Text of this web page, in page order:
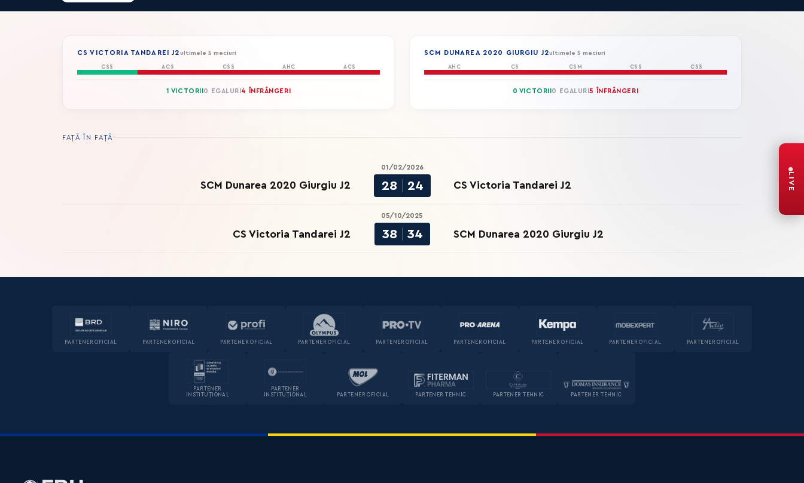
CS VICTORIA TANDAREI J2 ultimele 5 meciuri
CSS ACS CSS AHC ACS
1 VICTORII 0 EGALURI 4 ÎNFRÂNGERI
SCM DUNAREA 2020 GIURGIU J2ultimele 5 meciuri
AHC CS CSM CSS CSS
0 VICTORII 0 EGALURI5 ÎNFRÂNGERI
FAȚĂ ÎN FAȚĂ
SCM Dunarea 2020 Giurgiu J2
01/02/2026
28 24 CS Victoria Tandarei J2
CS Victoria Tandarei J2
05/10/2025
38 34 SCM Dunarea 2020 Giurgiu J2
PARTENER OFICIAL PARTENER OFICIAL PARTENER OFICIAL PARTENER OFICIAL PARTENER OFICIAL PARTENER OFICIAL PARTENER OFICIAL PARTENER OFICIAL PARTENER OFICIAL
PARTENER
INSTITUȚIONAL
PARTENER
INSTITUȚIONAL
PARTENER OFICIAL PARTENER TEHNIC PARTENER TEHNIC PARTENER TEHNIC
LIVE